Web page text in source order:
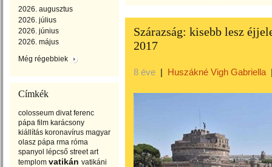
2026. augusztus
2026. július
2026. június
2026. május
Még régebbiek
Címkék
colosseum divat ferenc
pápa film karácsony
kiállítás koronavírus magyar
olasz pápa rma róma
spanyol lépcső street art
templom vatikán vatikáni
Szárazság: kisebb lesz
2017
8 éve | Huszákné Vigh Gabriella